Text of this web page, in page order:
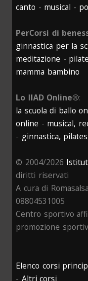
canto - musical -
PerCorsi di
ginnastica per la
meditazione -
mamma bambino
Lo IIAD Online®:
la scuola di ballo
online - musical,
- ginnastica,
© 2004/2026
diritti riservati
A cura di
08804531005
Centro sportivo
promozione
Elenco corsi
- Altri corsi